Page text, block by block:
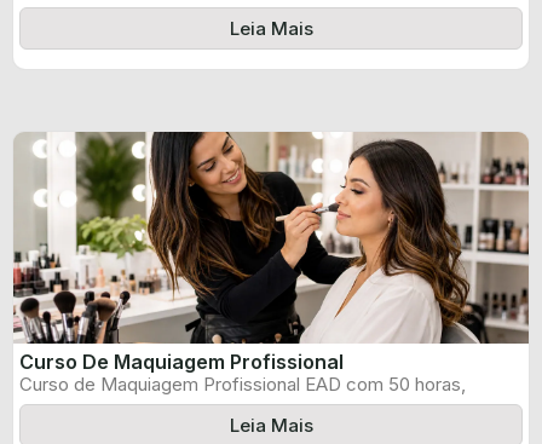
certificado informado pelo ...
Leia Mais
Curso De Maquiagem Profissional
Curso de Maquiagem Profissional EAD com 50 horas,
certificado informado pelo produtor e ...
Leia Mais